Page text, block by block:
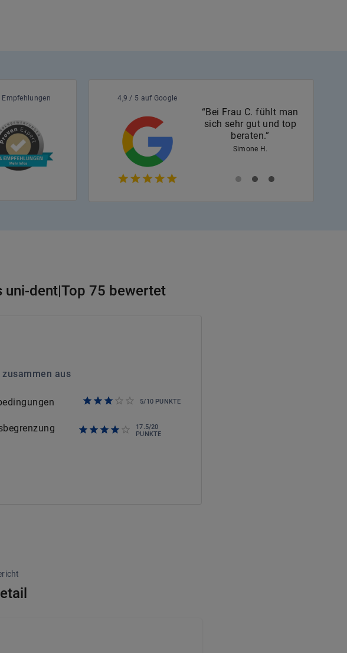
Empfehlungen 4,9 / 5 auf Google
“Bei Frau C. fühlt man
sich sehr gut und top
beraten.”
Simone H.
uni-dent|Top 75 bewertet
aus
5/10 PUNKTE
17.5/20
PUNKTE